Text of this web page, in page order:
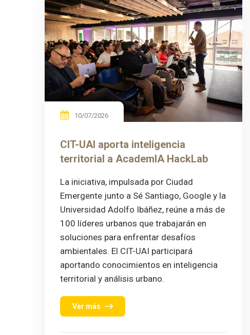
10/07/2026
CIT-UAI aporta inteligencia
territorial a AcademIA HackLab
La iniciativa, impulsada por Ciudad
Emergente junto a Sé Santiago, Google y la
Universidad Adolfo Ibáñez, reúne a más de
100 líderes urbanos que trabajarán en
soluciones para enfrentar desafíos
ambientales. El CIT-UAI participará
aportando conocimientos en inteligencia
territorial y análisis urbano.
Ver más